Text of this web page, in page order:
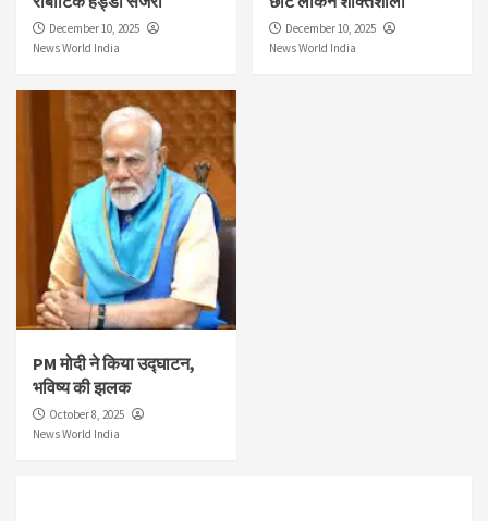
December 10, 2025
News World India
December 10, 2025
News World India
PM मोदी ने किया उद्घाटन,
भविष्य की झलक
October 8, 2025
News World India